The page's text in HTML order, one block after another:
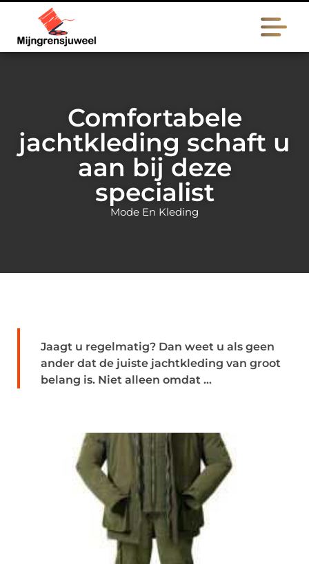
Comfortabele
jachtkleding schaft u
aan bij deze
specialist
Mode En Kleding
Jaagt u regelmatig? Dan weet u als geen
ander dat de juiste jachtkleding van groot
belang is. Niet alleen omdat ...